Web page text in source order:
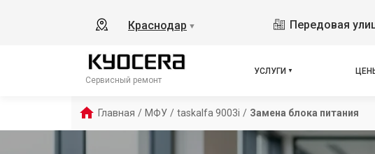
Краснодар ▼ Передовая
Сервисный ремонт
УСЛУГИ
Главная / МФУ / taskalfa 9003i / Замена блока питания